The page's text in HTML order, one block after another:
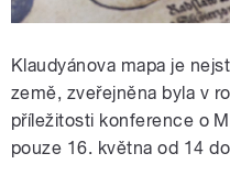
Klaudyánova mapa je
země, zveřejněna byla v
příležitosti konference o
pouze 16. května od 14